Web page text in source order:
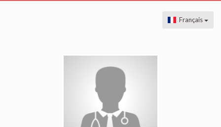
Français